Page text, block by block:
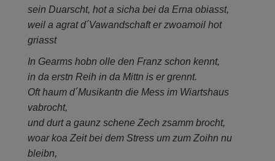
sein Duarscht, hot a sicha bei da Erna obiasst,
weil a agrat d´Vawandschaft er zwoamoil hot
griasst
In Gearms hobn olle den Franz schon kennt,
in da erstn Reih in da Mittn is er grennt.
Oft haum d´Musikantn die Mess im Wiartshaus
vabrocht,
und durt a gaunz schene Zech zsamm brocht,
woar koa Zeit bei dem Stress um zum Zoihn nu
bleibn,